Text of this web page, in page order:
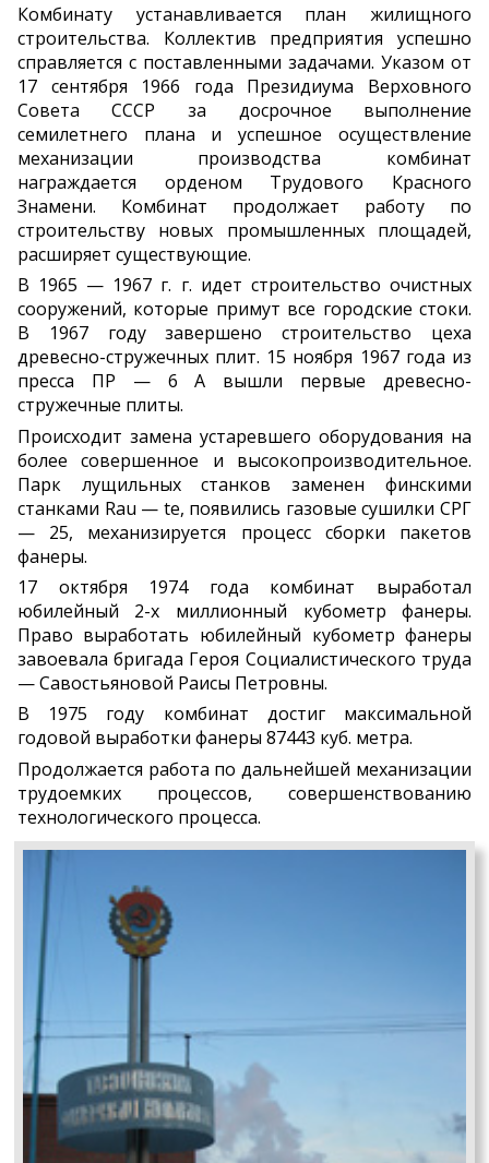
Комбинату устанавливается план жилищного
строительства. Коллектив предприятия успешно
справляется с поставленными задачами. Указом от
17 сентября 1966 года Президиума Верховного
Совета СССР за досрочное выполнение
семилетнего плана и успешное осуществление
механизации производства комбинат
награждается орденом Трудового Красного
Знамени. Комбинат продолжает работу по
строительству новых промышленных площадей,
расширяет существующие.
В 1965 — 1967 г. г. идет строительство очистных
сооружений, которые примут все городские стоки.
В 1967 году завершено строительство цеха
древесно-стружечных плит. 15 ноября 1967 года из
пресса ПР — 6 А вышли первые древесно-
стружечные плиты.
Происходит замена устаревшего оборудования на
более совершенное и высокопроизводительное.
Парк лущильных станков заменен финскими
станками Rau — te, появились газовые сушилки СРГ
— 25, механизируется процесс сборки пакетов
фанеры.
17 октября 1974 года комбинат выработал
юбилейный 2-х миллионный кубометр фанеры.
Право выработать юбилейный кубометр фанеры
завоевала бригада Героя Социалистического труда
— Савостьяновой Раисы Петровны.
В 1975 году комбинат достиг максимальной
годовой выработки фанеры 87443 куб. метра.
Продолжается работа по дальнейшей механизации
трудоемких процессов, совершенствованию
технологического процесса.